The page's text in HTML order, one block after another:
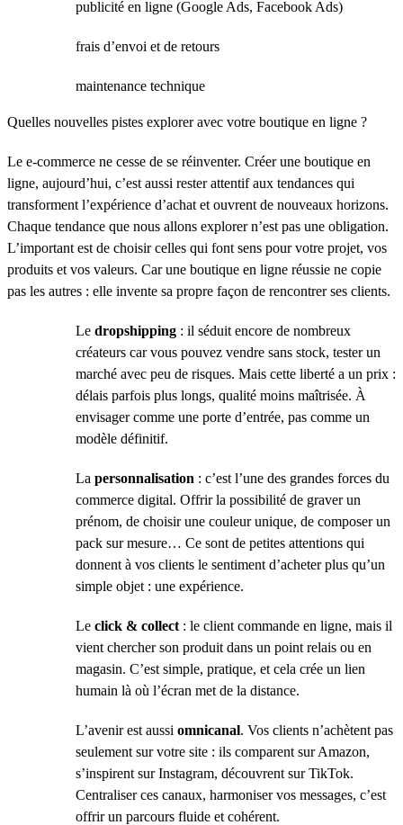
publicité en ligne (Google Ads, Facebook Ads)
frais d’envoi et de retours
maintenance technique
Quelles nouvelles pistes explorer avec votre boutique en ligne ?
Le e-commerce ne cesse de se réinventer. Créer une boutique en
ligne, aujourd’hui, c’est aussi rester attentif aux tendances qui
transforment l’expérience d’achat et ouvrent de nouveaux horizons.
Chaque tendance que nous allons explorer n’est pas une obligation.
L’important est de choisir celles qui font sens pour votre projet, vos
produits et vos valeurs. Car une boutique en ligne réussie ne copie
pas les autres : elle invente sa propre façon de rencontrer ses clients.
Le dropshipping : il séduit encore de nombreux
créateurs car vous pouvez vendre sans stock, tester un
marché avec peu de risques. Mais cette liberté a un prix :
délais parfois plus longs, qualité moins maîtrisée. À
envisager comme une porte d’entrée, pas comme un
modèle définitif.
La personnalisation : c’est l’une des grandes forces du
commerce digital. Offrir la possibilité de graver un
prénom, de choisir une couleur unique, de composer un
pack sur mesure… Ce sont de petites attentions qui
donnent à vos clients le sentiment d’acheter plus qu’un
simple objet : une expérience.
Le click & collect : le client commande en ligne, mais il
vient chercher son produit dans un point relais ou en
magasin. C’est simple, pratique, et cela crée un lien
humain là où l’écran met de la distance.
L’avenir est aussi omnicanal. Vos clients n’achètent pas
seulement sur votre site : ils comparent sur Amazon,
s’inspirent sur Instagram, découvrent sur TikTok.
Centraliser ces canaux, harmoniser vos messages, c’est
offrir un parcours fluide et cohérent.